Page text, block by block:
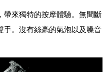
帶來獨特的按摩體驗。無間斷
手。沒有絲毫的氣泡以及噪音